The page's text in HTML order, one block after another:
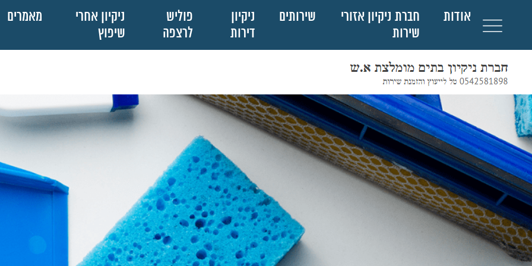
אודות
חברת ניקיון אזורי
שירות
שירותים
ניקיון
דירות
פוליש
לרצפה
ניקיון אחרי
שיפוץ
מאמרים